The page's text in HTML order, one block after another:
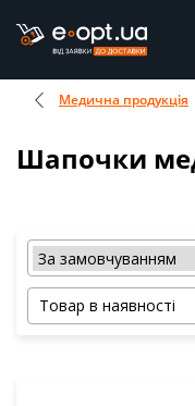
Медична продукція
Шапочки
Товар в наявності